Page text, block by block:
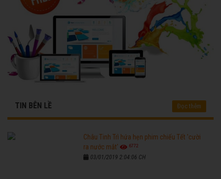
TIN BÊN LỀ Đọc thêm
Châu Tinh Trì hứa hẹn phim chiếu Tết 'cười
ra nước mắt'
6772
03/01/2019 2:04:06 CH